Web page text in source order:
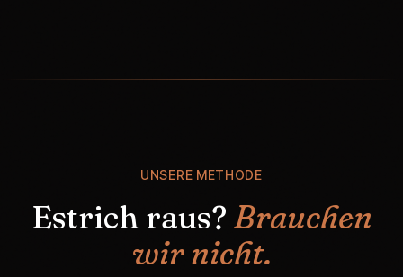
UNSERE METHODE
Estrich raus? Brauchen
wir nicht.